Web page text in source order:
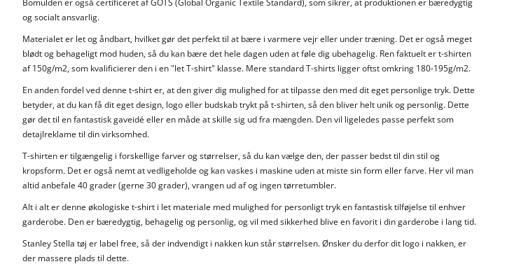
Bomulden er også certificeret af GOTS (Global Organic Textile Standard), som sikrer, at produktionen er bæredygtig
og socialt ansvarlig.
Materialet er let og åndbart, hvilket gør det perfekt til at bære i varmere vejr eller under træning. Det er også meget
blødt og behageligt mod huden, så du kan bære det hele dagen uden at føle dig ubehagelig. Ren faktuelt er t-shirten
af 150g/m2, som kvalificierer den i en "let T-shirt" klasse. Mere standard T-shirts ligger oftst omkring 180-195g/m2.
En anden fordel ved denne t-shirt er, at den giver dig mulighed for at tilpasse den med dit eget personlige tryk. Dette
betyder, at du kan få dit eget design, logo eller budskab trykt på t-shirten, så den bliver helt unik og personlig. Dette
gør det til en fantastisk gaveidé eller en måde at skille sig ud fra mængden. Den vil ligeledes passe perfekt som
detajlreklame til din virksomhed.
T-shirten er tilgængelig i forskellige farver og størrelser, så du kan vælge den, der passer bedst til din stil og
kropsform. Det er også nemt at vedligeholde og kan vaskes i maskine uden at miste sin form eller farve. Her vil man
altid anbefale 40 grader (gerne 30 grader), vrangen ud af og ingen tørretumbler.
Alt i alt er denne økologiske t-shirt i let materiale med mulighed for personligt tryk en fantastisk tilføjelse til enhver
garderobe. Den er bæredygtig, behagelig og personlig, og vil med sikkerhed blive en favorit i din garderobe i lang tid.
Stanley Stella tøj er label free, så der indvendigt i nakken kun står størrelsen. Ønsker du derfor dit logo i nakken, er
der massere plads til dette.